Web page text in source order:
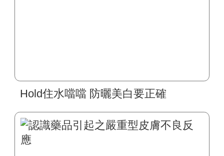
Hold住水噹噹 防曬美白要正確